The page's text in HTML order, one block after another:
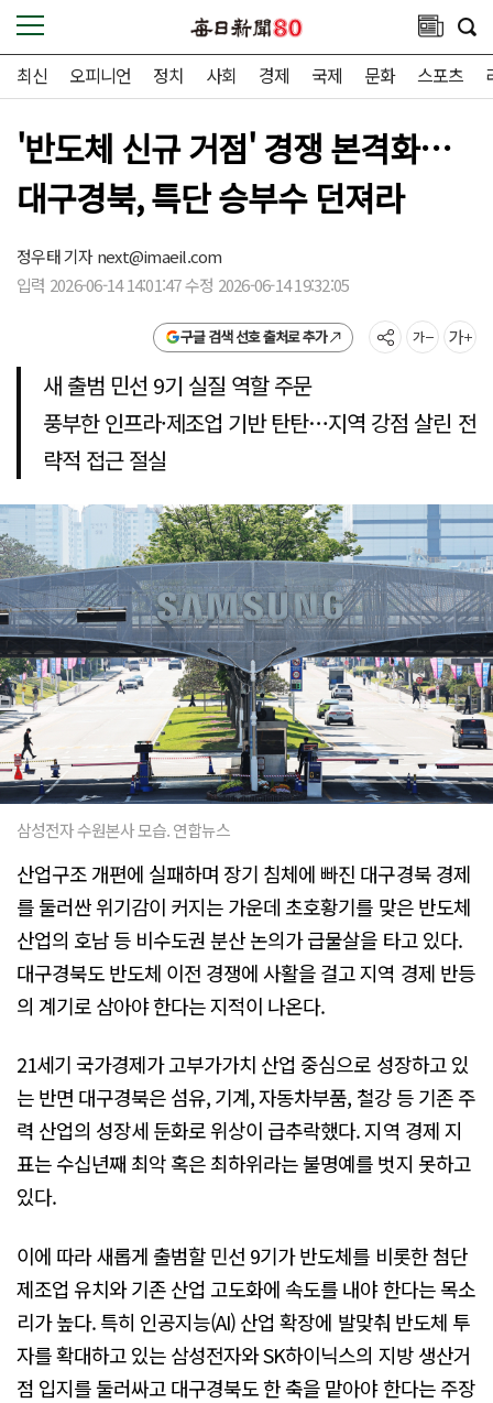
최신 오피니언 정치 사회 경제 국제 문화 스포츠
'반도체 신규 거점' 경쟁 본격화…
대구경북, 특단 승부수 던져라
정우태 기자next@imaeil.com
입력 2026-06-14 14:01:47 수정 2026-06-14 19:32:05
구글 검색 선호 출처로 추가
새 출범 민선 9기 실질 역할 주문
풍부한 인프라·제조업 기반 탄탄…지역 강점 살린 전
략적 접근 절실
삼성전자 수원본사 모습. 연합뉴스
산업구조 개편에 실패하며 장기 침체에 빠진 대구경북 경제
를 둘러싼 위기감이 커지는 가운데 초호황기를 맞은 반도체
산업의 호남 등 비수도권 분산 논의가 급물살을 타고 있다.
대구경북도 반도체 이전 경쟁에 사활을 걸고 지역 경제 반등
의 계기로 삼아야 한다는 지적이 나온다.
21세기 국가경제가 고부가가치 산업 중심으로 성장하고 있
는 반면 대구경북은 섬유, 기계, 자동차부품, 철강 등 기존 주
력 산업의 성장세 둔화로 위상이 급추락했다. 지역 경제 지
표는 수십년째 최악 혹은 최하위라는 불명예를 벗지 못하고
있다.
이에 따라 새롭게 출범할 민선 9기가 반도체를 비롯한 첨단
제조업 유치와 기존 산업 고도화에 속도를 내야 한다는 목소
리가 높다. 특히 인공지능(AI) 산업 확장에 발맞춰 반도체 투
자를 확대하고 있는 삼성전자와 SK하이닉스의 지방 생산거
점 입지를 둘러싸고 대구경북도 한 축을 맡아야 한다는 주장